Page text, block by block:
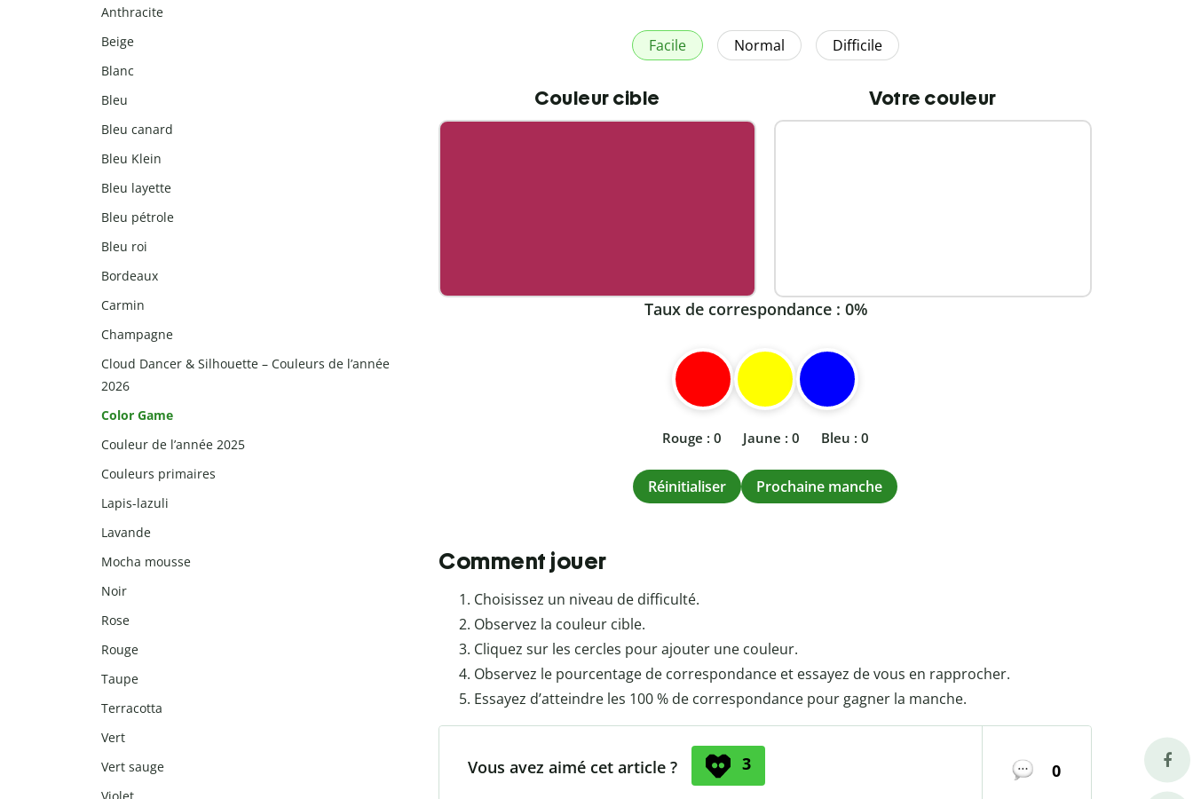
Facile Normal Difficile
Couleur cible Votre couleur
Taux de correspondance : 0%
Rouge : 0 Jaune : 0 Bleu : 0
Réinitialiser Prochaine manche
Comment jouer
Choisissez un niveau de difficulté.
Observez la couleur cible.
Cliquez sur les cercles pour ajouter une couleur.
Observez le pourcentage de correspondance et essayez de vous en rapprocher.
Essayez d’atteindre les 100 % de correspondance pour gagner la manche.
Vous avez aimé cet article ? 3 0
Anthracite
Beige
Blanc
Bleu
Bleu canard
Bleu Klein
Bleu layette
Bleu pétrole
Bleu roi
Bordeaux
Carmin
Champagne
Cloud Dancer & Silhouette – Couleurs de l’année
2026
Color Game
Couleur de l’année 2025
Couleurs primaires
Lapis-lazuli
Lavande
Mocha mousse
Noir
Rose
Rouge
Taupe
Terracotta
Vert
Vert sauge